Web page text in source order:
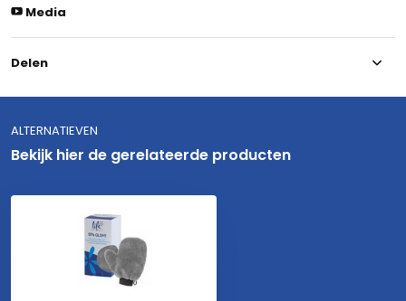
Media
Delen
ALTERNATIEVEN
Bekijk hier de gerelateerde producten